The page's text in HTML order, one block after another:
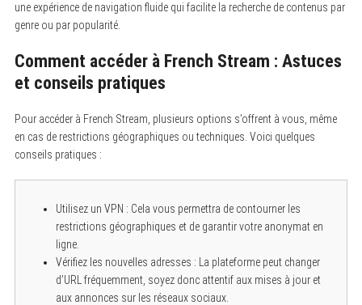
une expérience de navigation fluide qui facilite la recherche de contenus par
genre ou par popularité.
Comment accéder à French Stream : Astuces
et conseils pratiques
Pour accéder à French Stream, plusieurs options s’offrent à vous, même
en cas de restrictions géographiques ou techniques. Voici quelques
conseils pratiques :
Utilisez un VPN : Cela vous permettra de contourner les
restrictions géographiques et de garantir votre anonymat en
ligne.
Vérifiez les nouvelles adresses : La plateforme peut changer
d’URL fréquemment, soyez donc attentif aux mises à jour et
aux annonces sur les réseaux sociaux.